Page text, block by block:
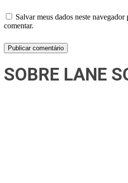
Salvar meus dados neste
comentar.
SOBRE LANE